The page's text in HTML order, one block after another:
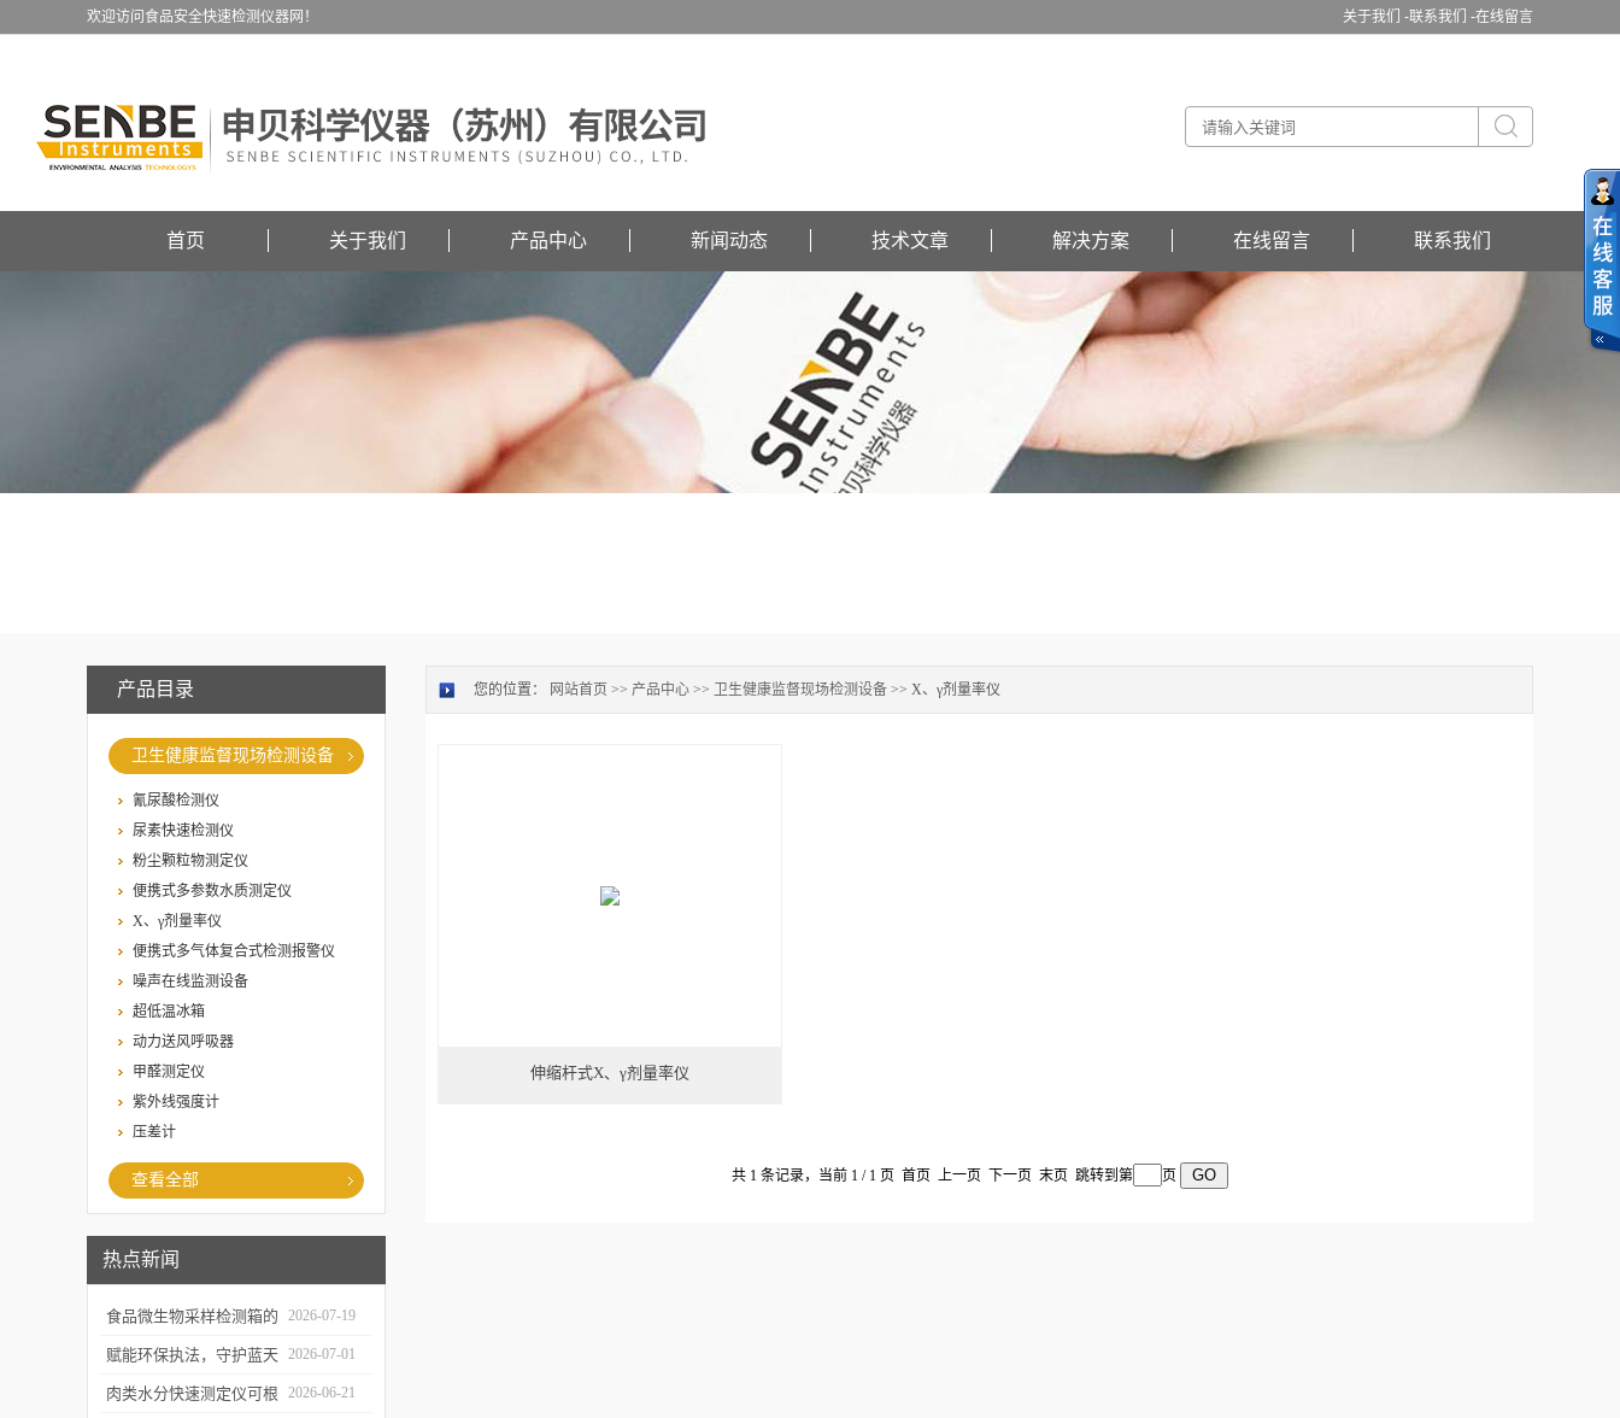
关于我们 -联系我们 -在线留言
欢迎访问食品安全快速检测仪器网！
首页 关于我们 产品中心 新闻动态 技术文章 解决方案 在线留言 联系我们
产品目录
卫生健康监督现场检测设备
氰尿酸检测仪
尿素快速检测仪
粉尘颗粒物测定仪
便携式多参数水质测定仪
X、γ剂量率仪
便携式多气体复合式检测报警仪
噪声在线监测设备
超低温冰箱
动力送风呼吸器
甲醛测定仪
紫外线强度计
压差计
查看全部
热点新闻
食品微生物采样检测箱的
结构功能及具体使用流程
介绍
2026-07-19
赋能环保执法，守护蓝天
白云——粉尘测定仪成功
2026-07-01
肉类水分快速测定仪可根 2026-06-21
您的位置： 网站首页 >> 产品中心 >> 卫生健康监督现场检测设备 >> X、γ剂量率仪
伸缩杆式X、γ剂量率仪
共 1 条记录，当前 1 / 1 页 首页 上一页 下一页 末页 跳转到第 页